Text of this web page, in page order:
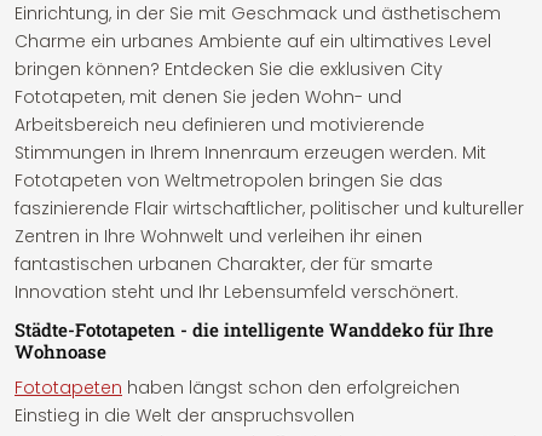
Einrichtung, in der Sie mit Geschmack und ästhetischem
Charme ein urbanes Ambiente auf ein ultimatives Level
bringen können? Entdecken Sie die exklusiven City
Fototapeten, mit denen Sie jeden Wohn- und
Arbeitsbereich neu definieren und motivierende
Stimmungen in Ihrem Innenraum erzeugen werden. Mit
Fototapeten von Weltmetropolen bringen Sie das
faszinierende Flair wirtschaftlicher, politischer und kultureller
Zentren in Ihre Wohnwelt und verleihen ihr einen
fantastischen urbanen Charakter, der für smarte
Innovation steht und Ihr Lebensumfeld verschönert.
Städte-Fototapeten - die intelligente Wanddeko für Ihre
Wohnoase
Fototapeten haben längst schon den erfolgreichen
Einstieg in die Welt der anspruchsvollen